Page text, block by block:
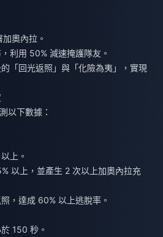
奧內拉。
利用 50% 減速掩護隊友。
「回光返照」與「化險為夷」，實現
以下數據：
上。
以上，並產生 2 次以上加奧內拉充
，達成 60% 以上逃脫率。
150 秒。